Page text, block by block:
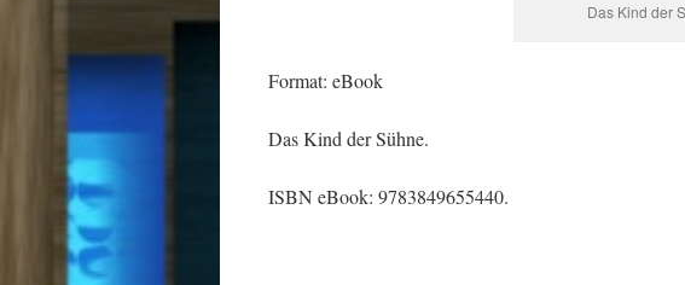
Das Kind der
Format: eBook
Das Kind der Sühne.
ISBN eBook: 9783849655440.